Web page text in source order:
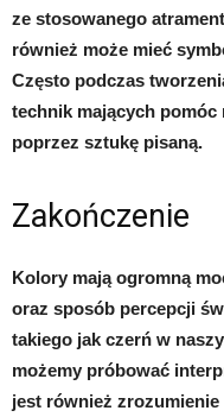
ze stosowanego
również może mieć
Często podczas
technik mających
poprzez sztukę pisaną.
Zakończenie
Kolory mają ogromną
oraz sposób percepcji
takiego jak czerń w
możemy próbować
jest również